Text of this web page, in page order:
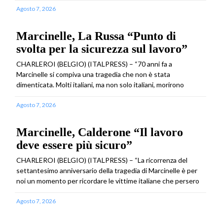
Agosto 7, 2026
Marcinelle, La Russa “Punto di
svolta per la sicurezza sul lavoro”
CHARLEROI (BELGIO) (ITALPRESS) – “70 anni fa a
Marcinelle si compiva una tragedia che non è stata
dimenticata. Molti italiani, ma non solo italiani, morirono
Agosto 7, 2026
Marcinelle, Calderone “Il lavoro
deve essere più sicuro”
CHARLEROI (BELGIO) (ITALPRESS) – “La ricorrenza del
settantesimo anniversario della tragedia di Marcinelle è per
noi un momento per ricordare le vittime italiane che persero
Agosto 7, 2026